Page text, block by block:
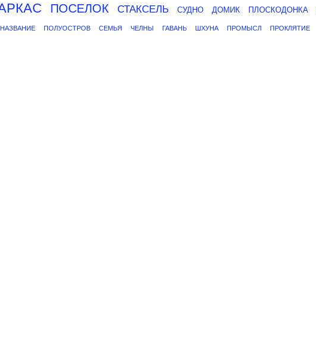
ПОСЕЛОК СТАКСЕЛЬ СУДНО ДОМИК ПЛОСКОДОНКА
НАЗВАНИЕ ПОЛУОСТРОВ СЕМЬЯ ЧЕЛНЫ ГАВАНЬ ШХУНА ПРОМЫСЛ ПРОКЛЯТИЕ